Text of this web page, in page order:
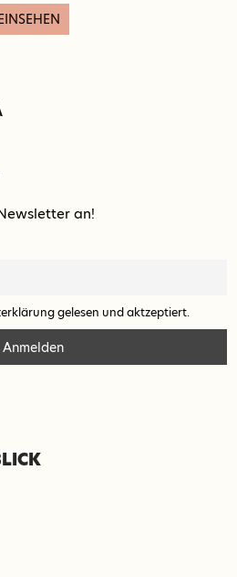
an!
gelesen und aktzeptiert.